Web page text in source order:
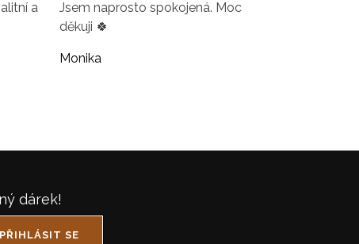
a
Jsem naprosto spokojená. Moc
děkuji 🍀
Monika
dárek!
PŘIHLÁSIT SE